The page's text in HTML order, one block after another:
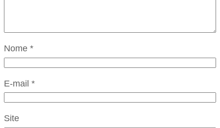
Nome *
E-mail *
Site